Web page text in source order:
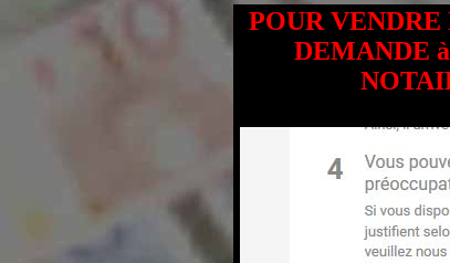
POUR
DEMANDE